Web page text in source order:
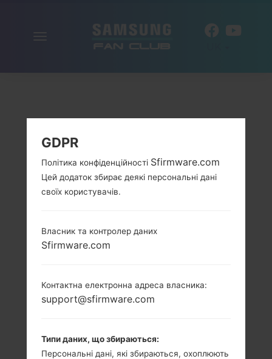
GDPR
Політика конфіденційності Sfirmware.com
Цей додаток збирає деякі персональні дані
своїх користувачів.
Власник та контролер даних
Sfirmware.com
Контактна електронна адреса власника:
support@sfirmware.com
Типи даних, що збираються:
Персональні дані, які збираються, охоплюють